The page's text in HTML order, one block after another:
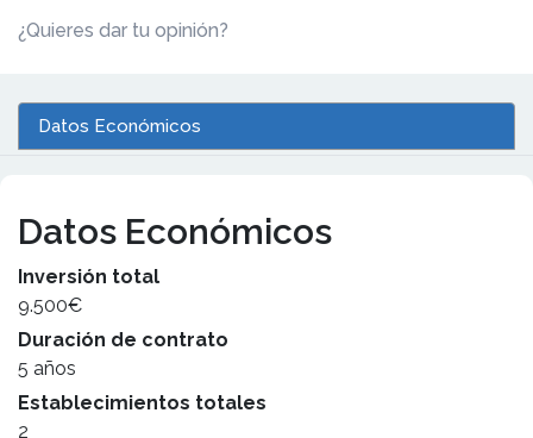
¿Quieres dar tu opinión?
Datos Económicos
Datos Económicos
Inversión total
9.500€
Duración de contrato
5 años
Establecimientos totales
2